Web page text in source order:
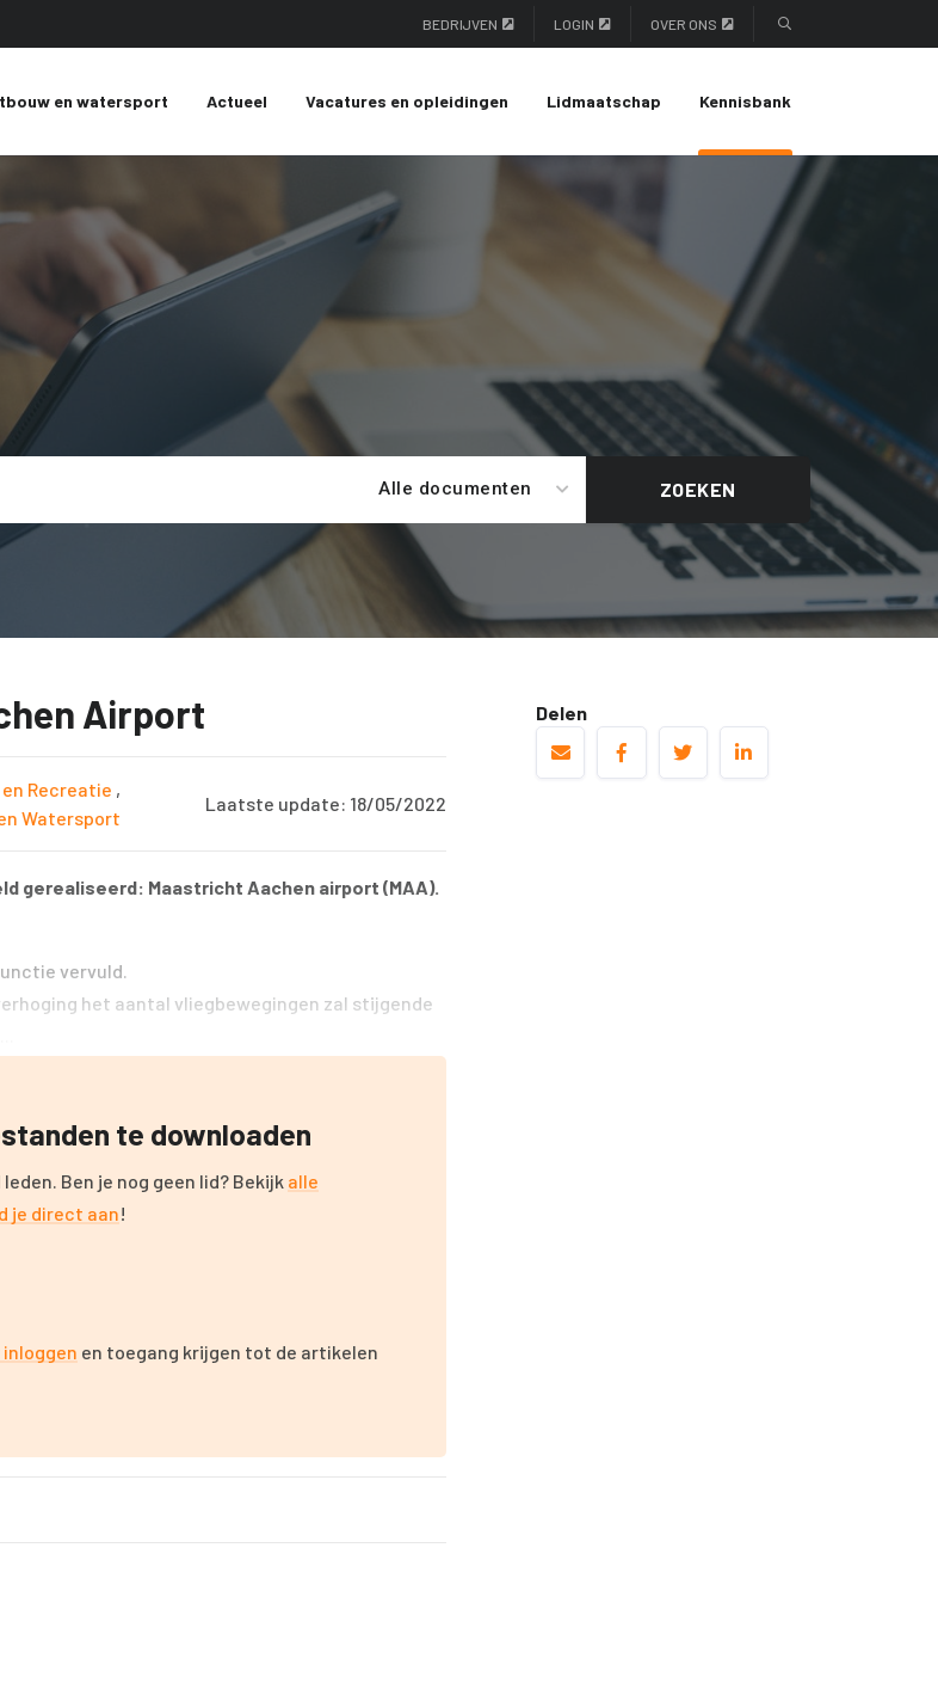
BEDRIJVEN LOGIN OVER ONS
en watersport Actueel Vacatures en opleidingen Lidmaatschap Kennisbank
Alle documenten ZOEKEN
Airport
Recreatie ,
Watersport
Laatste update: 18/05/2022
gerealiseerd: Maastricht Aachen airport (MAA).
vervuld.
het aantal vliegbewegingen zal stijgende
te downloaden
Ben je nog geen lid? Bekijk alle
je direct aan!
inloggen en toegang krijgen tot de artikelen
Delen